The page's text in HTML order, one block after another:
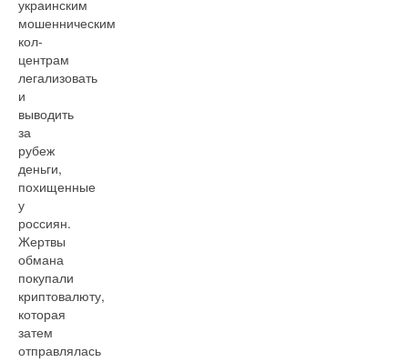
украинским
мошенническим
кол-
центрам
легализовать
и
выводить
за
рубеж
деньги,
похищенные
у
россиян.
Жертвы
обмана
покупали
криптовалюту,
которая
затем
отправлялась